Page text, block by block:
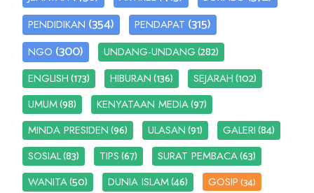
PENDIDIKAN (354) PENDAPAT (315)
NGO (300) UNDANG-UNDANG(282)
ENGLISH(173) HIBURAN(136) SEJARAH(102)
UMUM(98) KENYATAAN MEDIA(97)
MINDA PRESIDEN(96) ULASAN(91) GALERI(84)
SOSIAL(83) TIPS(67) SURAT PEMBACA(63)
WANITA(50) DUNIA ISLAM(46) GOSIP(34)